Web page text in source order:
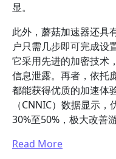
显。
此外，蘑菇加速器还具
户只需几步即可完成设
它采用先进的加密技术
信息泄露。再者，依托
都能获得优质的加速体
（CNNIC）数据显示
30%至50%，极大改善
Read More